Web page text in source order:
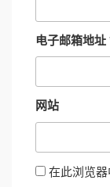
电子邮箱地址
网站
在此浏览